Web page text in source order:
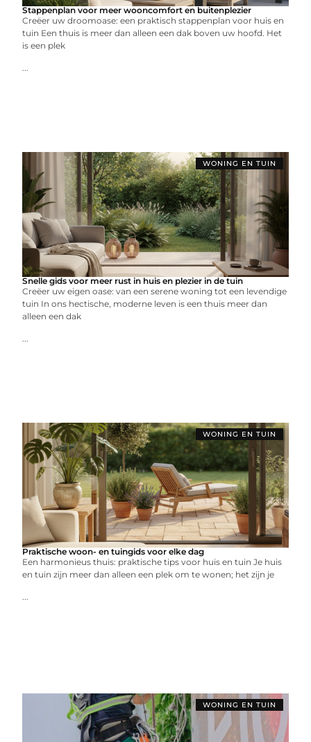
Stappenplan voor meer wooncomfort en buitenplezier
Creëer uw droomoase: een praktisch stappenplan voor huis en
tuin Een thuis is meer dan alleen een dak boven uw hoofd. Het
is een plek
...
WONING EN TUIN
Snelle gids voor meer rust in huis en plezier in de tuin
Creëer uw eigen oase: van een serene woning tot een levendige
tuin In ons hectische, moderne leven is een thuis meer dan
alleen een dak
...
WONING EN TUIN
Praktische woon- en tuingids voor elke dag
Een harmonieus thuis: praktische tips voor huis en tuin Je huis
en tuin zijn meer dan alleen een plek om te wonen; het zijn je
...
WONING EN TUIN